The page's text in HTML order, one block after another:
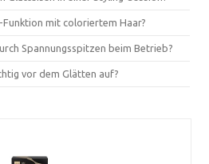
mit coloriertem Haar?
Spannungsspitzen beim Betrieb?
vor dem Glätten auf?